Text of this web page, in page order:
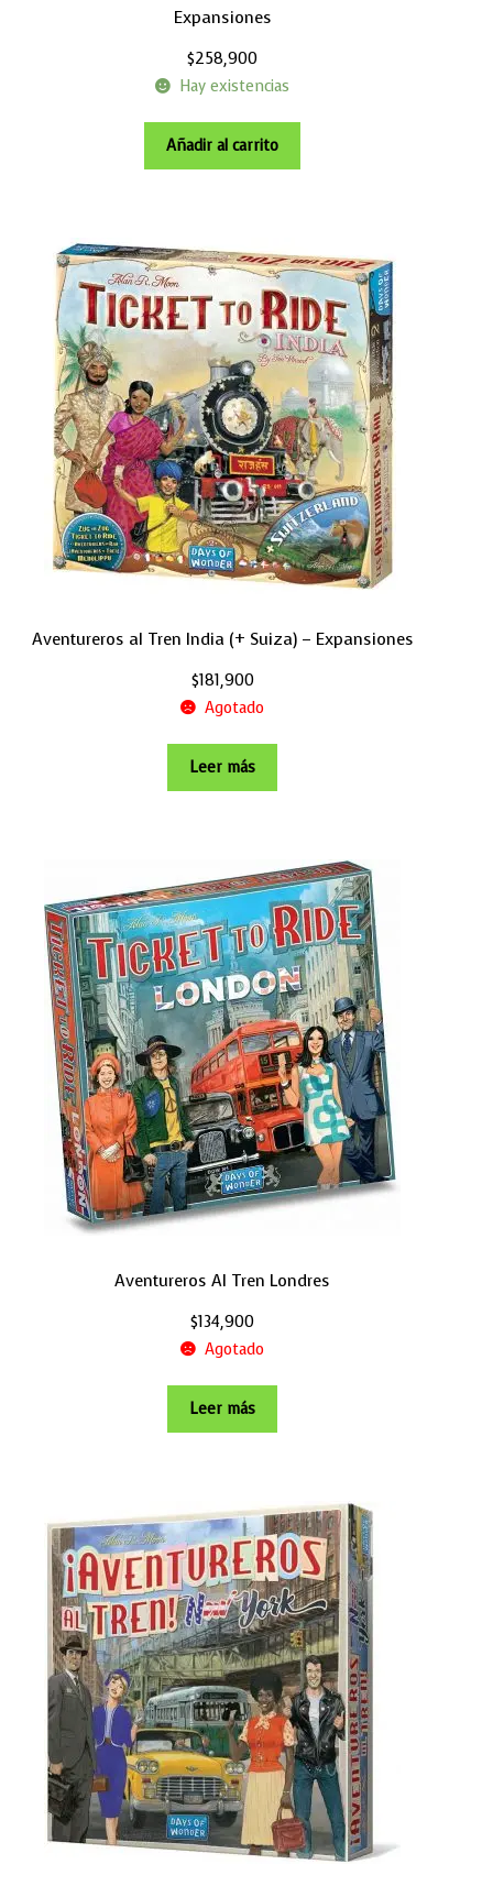
Expansiones
$258,900
Hay existencias
Añadir al carrito
Aventureros al Tren India (+ Suiza) – Expansiones
$181,900
Agotado
Leer más
Aventureros Al Tren Londres
$134,900
Agotado
Leer más